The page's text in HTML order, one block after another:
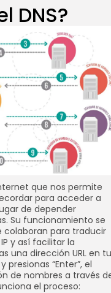
DNS?
que nos permite
para acceder a
de depender
Su funcionamiento se
colaboran para traducir
y así facilitar la
una dirección URL en tu
presionas “Enter”, el
de nombres a través
el proceso: